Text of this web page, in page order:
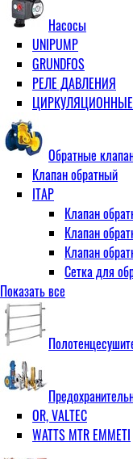
Ниппель
Ниппель-
Переходник ВН
Переходник
Сгон
Тройник
Угольник
ВВ
ВН
Удлинитель
Насосы
UNIPUMP
GRUNDFOS
РЕЛЕ ДАВЛЕНИЯ
Обратные
Клапан обратный
ITAP
Клапан
Клапан
Клапан
Сетка для
VALTEC
АДЛ
RD30
ЧАЗ (двухдисковые)
Показать все
OR, VALTEC
WATTS MTR EMMETI